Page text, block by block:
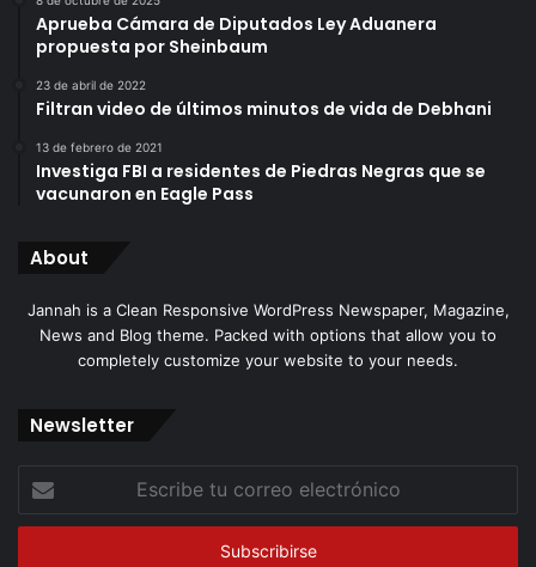
Aprueba Cámara de Diputados Ley Aduanera
propuesta por Sheinbaum
23 de abril de 2022
Filtran video de últimos minutos de vida de Debhani
13 de febrero de 2021
Investiga FBI a residentes de Piedras Negras que se
vacunaron en Eagle Pass
About
Jannah is a Clean Responsive WordPress Newspaper, Magazine,
News and Blog theme. Packed with options that allow you to
completely customize your website to your needs.
Newsletter
correo